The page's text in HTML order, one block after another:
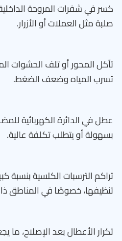
كسر في شفرات المروحة
صلبة مثل العملات أو الأزرار.
تآكل المحور أو تلف الحشوات
تسرب المياه وضعف الضغط.
عطل في الدائرة الكهربائية
بسهولة أو يتطلب تكلفة عالية.
تراكم الترسبات الكلسية بنسبة
تنظيفها، خصوصًا في المناطق
تكرار الأعطال بعد الإصلاح، ما